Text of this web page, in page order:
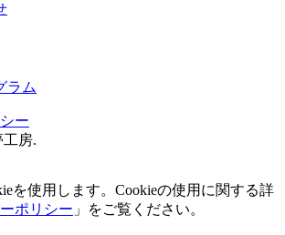
ー
房.
を使用します。Cookieの使用に関する詳
ポリシー 」をご覧ください。